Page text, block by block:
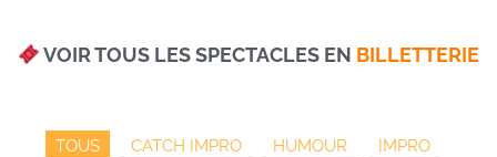
VOIR TOUS LES SPECTACLES EN BILLETTERIE
TOUS CATCH IMPRO HUMOUR
IMPRO